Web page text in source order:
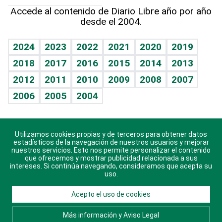
Hablando con el pediatra
Vida y familia
Eñe
Celebrando la vida
Sin complejos
En pocas palabras
Escuchando al corazón
Economía Personal
Línea de hit
TBT Deportivo
Hecho en casa
Guía del dinero
Cumpleaños
Horóscopos
Crucigramas
Accede al contenido de Diario Libre año por año
desde el 2004.
2024 2023 2022 2021 2020
2019
2018
2017 2016 2015 2014
2013
2012
2011 2010 2009 2008
2007
2006
2005 2004
Descarga nuestras aplicaciones para Android, iOS y
sistema Huawei.
© 2021 Diario Libre, todos los derechos reservados.
Consulta elAviso Legal. Ponte en Contacto
Utilizamos cookies propias y de terceros para obtener datos
estadísticos de la navegación de nuestros usuarios y mejorar
nuestros servicios. Esto nos permite personalizar el contenido
que ofrecemos y mostrar publicidad relacionada a sus
intereses. Si continúa navegando, consideramos que acepta su
uso.
Acepto el uso de cookies
Más información y Aviso Legal